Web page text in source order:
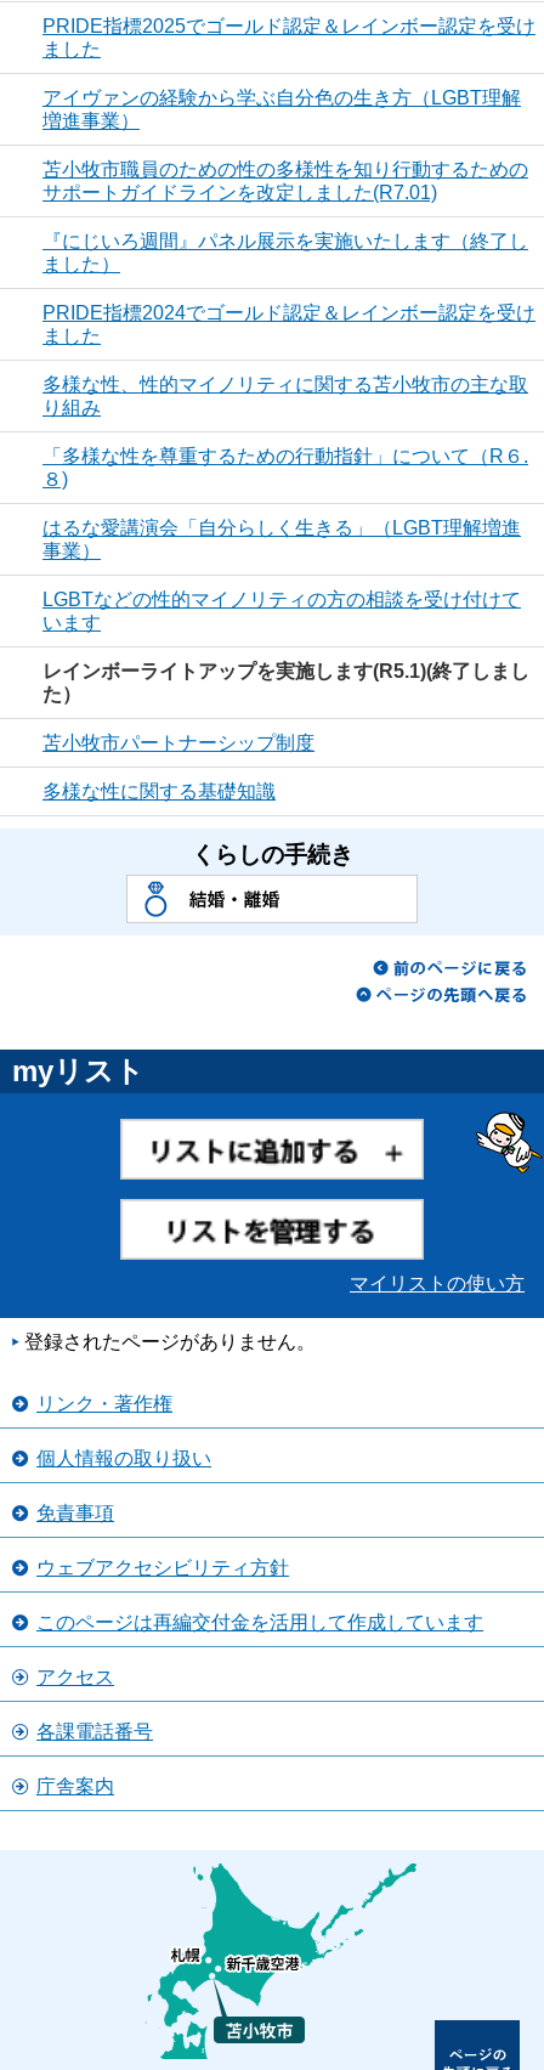
PRIDE指標2025でゴールド認定＆レインボー認定を受け
ました
アイヴァンの経験から学ぶ自分色の生き方（LGBT理解
増進事業）
苫小牧市職員のための性の多様性を知り行動するための
サポートガイドラインを改定しました(R7.01)
『にじいろ週間』パネル展示を実施いたします（終了し
ました）
PRIDE指標2024でゴールド認定＆レインボー認定を受け
ました
多様な性、性的マイノリティに関する苫小牧市の主な取
り組み
「多様な性を尊重するための行動指針」について（R６.
８)
はるな愛講演会「自分らしく生きる」（LGBT理解増進
事業）
LGBTなどの性的マイノリティの方の相談を受け付けて
います
レインボーライトアップを実施します(R5.1)(終了しまし
た）
苫小牧市パートナーシップ制度
多様な性に関する基礎知識
くらしの手続き
myリスト
マイリストの使い方
登録されたページがありません。
リンク・著作権
個人情報の取り扱い
免責事項
ウェブアクセシビリティ方針
このページは再編交付金を活用して作成しています
アクセス
各課電話番号
庁舎案内